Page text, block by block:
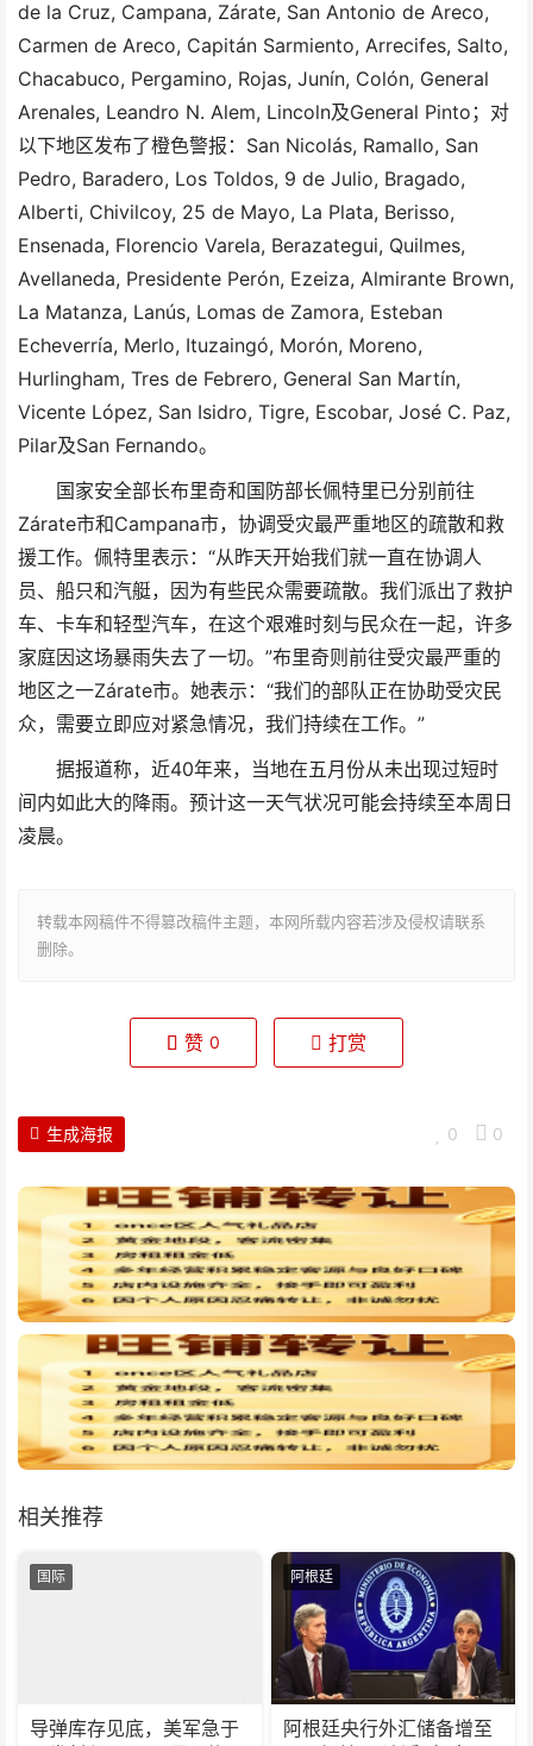
de la Cruz, Campana, Zárate, San Antonio de Areco,
Carmen de Areco, Capitán Sarmiento, Arrecifes, Salto,
Chacabuco, Pergamino, Rojas, Junín, Colón, General
Arenales, Leandro N. Alem, Lincoln及General Pinto；对
以下地区发布了橙色警报：San Nicolás, Ramallo, San
Pedro, Baradero, Los Toldos, 9 de Julio, Bragado,
Alberti, Chivilcoy, 25 de Mayo, La Plata, Berisso,
Ensenada, Florencio Varela, Berazategui, Quilmes,
Avellaneda, Presidente Perón, Ezeiza, Almirante Brown,
La Matanza, Lanús, Lomas de Zamora, Esteban
Echeverría, Merlo, Ituzaingó, Morón, Moreno,
Hurlingham, Tres de Febrero, General San Martín,
Vicente López, San Isidro, Tigre, Escobar, José C. Paz,
Pilar及San Fernando。
国家安全部长布里奇和国防部长佩特里已分别前往
Zárate市和Campana市，协调受灾最严重地区的疏散和救
援工作。佩特里表示：“从昨天开始我们就一直在协调人
员、船只和汽艇，因为有些民众需要疏散。我们派出了救护
车、卡车和轻型汽车，在这个艰难时刻与民众在一起，许多
家庭因这场暴雨失去了一切。”布里奇则前往受灾最严重的
地区之一Zárate市。她表示：“我们的部队正在协助受灾民
众，需要立即应对紧急情况，我们持续在工作。”
据报道称，近40年来，当地在五月份从未出现过短时
间内如此大的降雨。预计这一天气状况可能会持续至本周日
凌晨。
转载本网稿件不得篡改稿件主题，本网所载内容若涉及侵权请联系
删除。
赞 0 打赏
0 0
生成海报
相关推荐
国际
导弹库存见底，美军急于
阿根廷
阿根廷央行外汇储备增至